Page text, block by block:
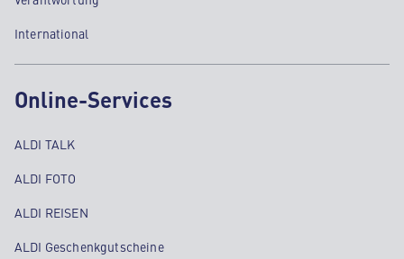
International
Online-Services
ALDI TALK
ALDI FOTO
ALDI REISEN
ALDI Geschenkgutscheine